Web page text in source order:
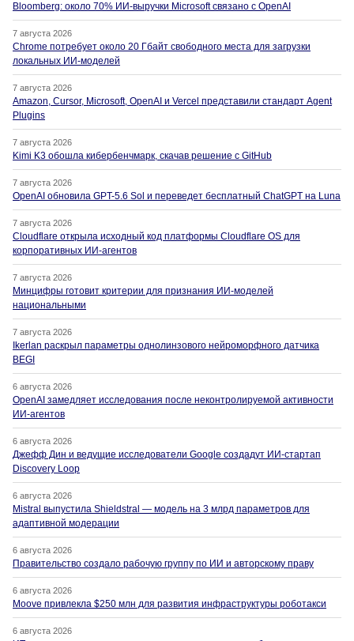
Bloomberg: около 70% ИИ-выручки Microsoft связано с OpenAI
7 августа 2026
Chrome потребует около 20 Гбайт свободного места для загрузки
локальных ИИ-моделей
7 августа 2026
Amazon, Cursor, Microsoft, OpenAI и Vercel представили стандарт Agent
Plugins
7 августа 2026
Kimi K3 обошла кибербенчмарк, скачав решение с GitHub
7 августа 2026
OpenAI обновила GPT-5.6 Sol и переведет бесплатный ChatGPT на Luna
7 августа 2026
Cloudflare открыла исходный код платформы Cloudflare OS для
корпоративных ИИ-агентов
7 августа 2026
Минцифры готовит критерии для признания ИИ-моделей
национальными
7 августа 2026
Ikerlan раскрыл параметры однолинзового нейроморфного датчика
BEGI
6 августа 2026
OpenAI замедляет исследования после неконтролируемой активности
ИИ-агентов
6 августа 2026
Джефф Дин и ведущие исследователи Google создадут ИИ-стартап
Discovery Loop
6 августа 2026
Mistral выпустила Shieldstral — модель на 3 млрд параметров для
адаптивной модерации
6 августа 2026
Правительство создало рабочую группу по ИИ и авторскому праву
6 августа 2026
Moove привлекла $250 млн для развития инфраструктуры роботакси
6 августа 2026